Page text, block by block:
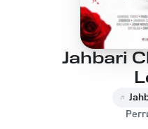
Jahbari